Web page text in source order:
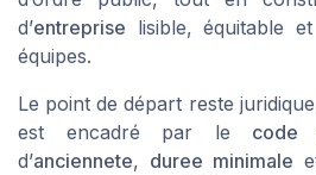
d’entreprise lisible, équitable
équipes.
Le point de départ reste
est encadré par le code
d’anciennete, duree minimale